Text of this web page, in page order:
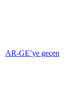
AR-GE’ye geçen